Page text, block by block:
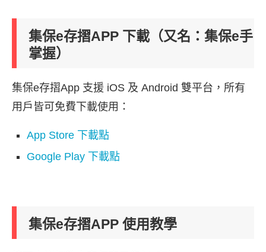
集保e存摺APP 下載（又名：集保e手
掌握）
集保e存摺App 支援 iOS 及 Android 雙平台，所有
用戶皆可免費下載使用：
App Store 下載點
Google Play 下載點
集保e存摺APP 使用教學